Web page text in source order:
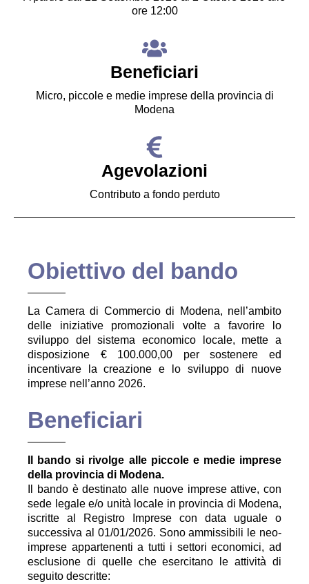
ore 12:00
Beneficiari
Micro, piccole e medie imprese della provincia di
Modena
Agevolazioni
Contributo a fondo perduto
Obiettivo del bando
La Camera di Commercio di Modena, nell’ambito
delle iniziative promozionali volte a favorire lo
sviluppo del sistema economico locale, mette a
disposizione € 100.000,00 per sostenere ed
incentivare la creazione e lo sviluppo di nuove
imprese nell’anno 2026.
Beneficiari
Il bando si rivolge alle piccole e medie imprese
della provincia di Modena.
Il bando è destinato alle nuove imprese attive, con
sede legale e/o unità locale in provincia di Modena,
iscritte al Registro Imprese con data uguale o
successiva al 01/01/2026. Sono ammissibili le neo-
imprese appartenenti a tutti i settori economici, ad
esclusione di quelle che esercitano le attività di
seguito descritte: